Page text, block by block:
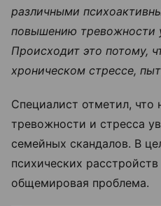
различными
повышению тревожности
Происходит это потому,
хроническом стрессе,
Специалист отметил,
тревожности и стресса
семейных скандалов. В
психических
общемировая проблема.